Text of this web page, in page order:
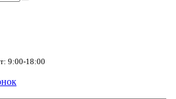
9:00-18:00